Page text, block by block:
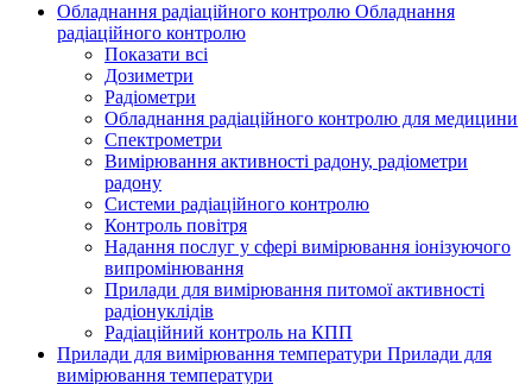
Обладнання радіаційного контролю Обладнання
радіаційного контролю
Показати всі
Дозиметри
Радіометри
Обладнання радіаційного контролю для медицини
Спектрометри
Вимірювання активності радону, радіометри
радону
Системи радіаційного контролю
Контроль повітря
Надання послуг у сфері вимірювання іонізуючого
випромінювання
Прилади для вимірювання питомої активності
радіонуклідів
Радіаційний контроль на КПП
Прилади для вимірювання температури Прилади для
вимірювання температури